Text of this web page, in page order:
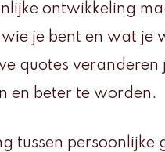
ontwikkeling
je bent en wat je
quotes
en beter te worden.
tussen persoonlijke